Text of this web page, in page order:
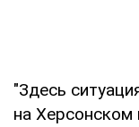
"Здесь
на Херсонском